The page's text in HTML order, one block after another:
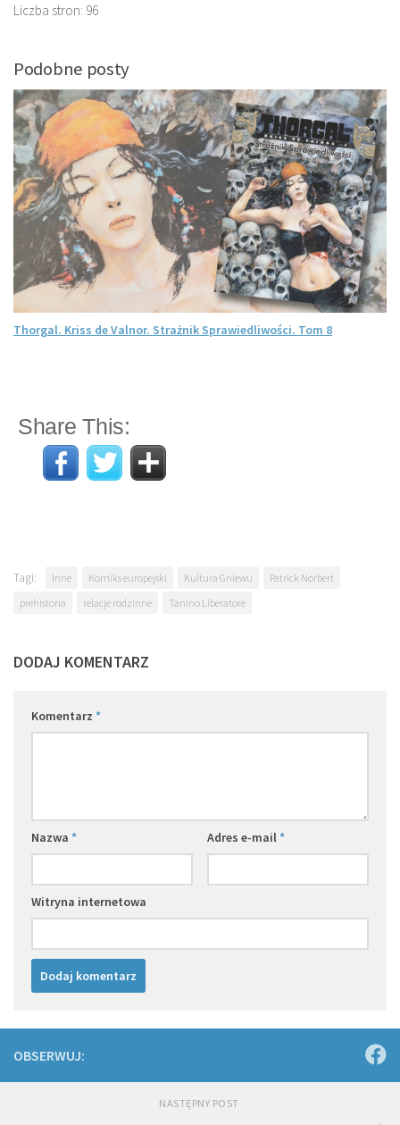
Liczba stron: 96
Podobne posty
Thorgal. Kriss de Valnor. Strażnik Sprawiedliwości. Tom 8
Share This:
Tagi: Inne Komiks europejski Kultura Gniewu
Patrick Norbert
prehistoria
relacje rodzinne Tanino Liberatore
DODAJ KOMENTARZ
Komentarz *
Nazwa * Adres e-mail*
Witryna internetowa
OBSERWUJ:
NASTĘPNY POST